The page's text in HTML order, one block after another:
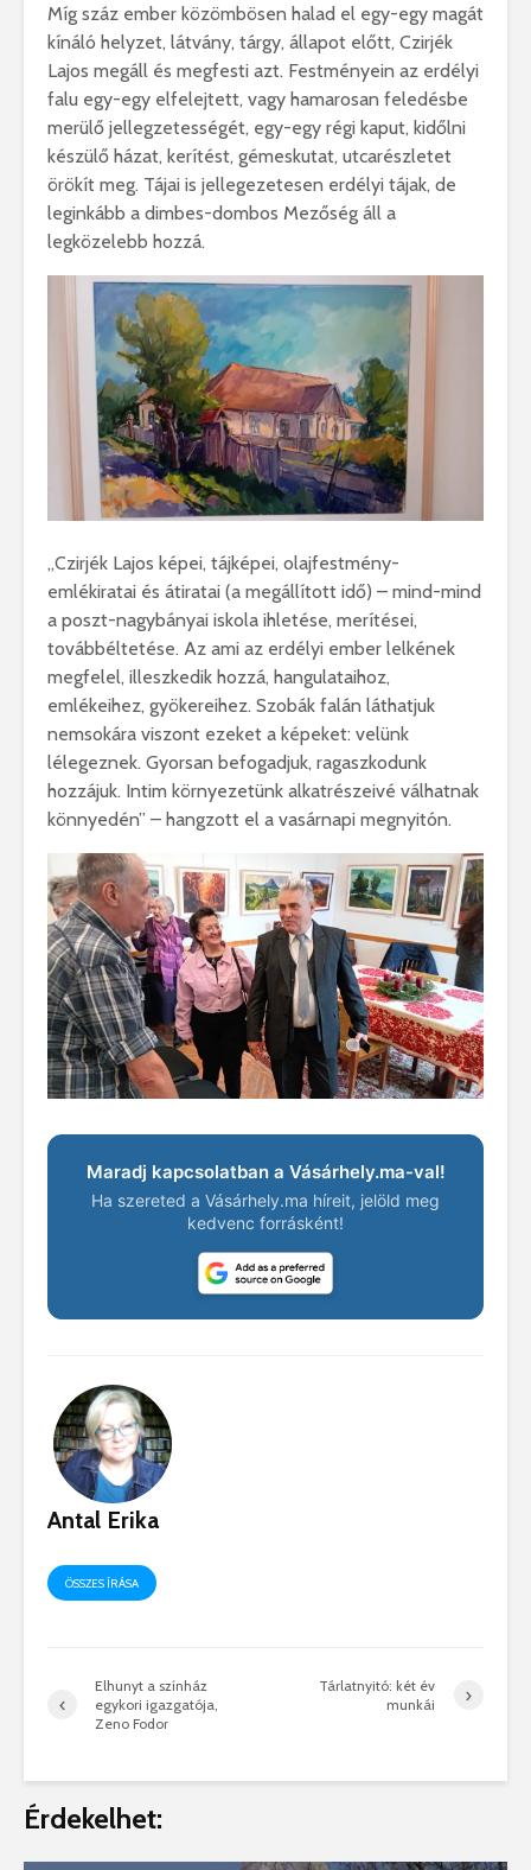
Míg száz ember közömbösen halad el egy-egy magát
kínáló helyzet, látvány, tárgy, állapot előtt, Czirjék
Lajos megáll és megfesti azt. Festményein az erdélyi
falu egy-egy elfelejtett, vagy hamarosan feledésbe
merülő jellegzetességét, egy-egy régi kaput, kidőlni
készülő házat, kerítést, gémeskutat, utcarészletet
örökít meg. Tájai is jellegezetesen erdélyi tájak, de
leginkább a dimbes-dombos Mezőség áll a
legközelebb hozzá.
,,Czirjék Lajos képei, tájképei, olajfestmény-
emlékiratai és átiratai (a megállított idő) – mind-mind
a poszt-nagybányai iskola ihletése, merítései,
továbbéltetése. Az ami az erdélyi ember lelkének
megfelel, illeszkedik hozzá, hangulataihoz,
emlékeihez, gyökereihez. Szobák falán láthatjuk
nemsokára viszont ezeket a képeket: velünk
lélegeznek. Gyorsan befogadjuk, ragaszkodunk
hozzájuk. Intim környezetünk alkatrészeivé válhatnak
könnyedén” – hangzott el a vasárnapi megnyitón.
Maradj kapcsolatban a Vásárhely.ma-val!
Ha szereted a Vásárhely.ma híreit, jelöld meg
kedvenc forrásként!
Antal Erika
ÖSSZES ÍRÁSA
Elhunyt a színház
egykori igazgatója,
Zeno Fodor
Tárlatnyitó: két év
munkái
Érdekelhet: